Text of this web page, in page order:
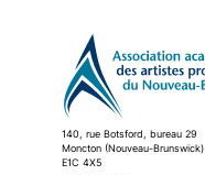
140, rue Botsford, bureau 29
Moncton (Nouveau-Brunswick)
E1C 4X5